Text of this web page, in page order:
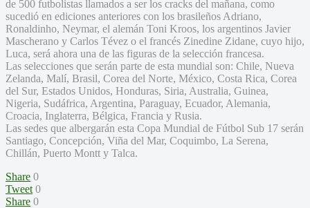
de 500 futbolistas llamados a ser los cracks del mañana, como
sucedió en ediciones anteriores con los brasileños Adriano,
Ronaldinho, Neymar, el alemán Toni Kroos, los argentinos Javier
Mascherano y Carlos Tévez o el francés Zinedine Zidane, cuyo hijo,
Luca, será ahora una de las figuras de la selección francesa.
Las selecciones que serán parte de esta mundial son: Chile, Nueva
Zelanda, Malí, Brasil, Corea del Norte, México, Costa Rica, Corea
del Sur, Estados Unidos, Honduras, Siria, Australia, Guinea,
Nigeria, Sudáfrica, Argentina, Paraguay, Ecuador, Alemania,
Croacia, Inglaterra, Bélgica, Francia y Rusia.
Las sedes que albergarán esta Copa Mundial de Fútbol Sub 17 serán
Santiago, Concepción, Viña del Mar, Coquimbo, La Serena,
Chillán, Puerto Montt y Talca.
Share 0
Tweet 0
Share 0